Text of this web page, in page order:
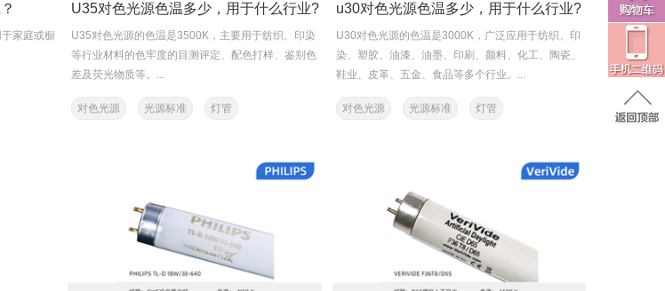
家庭或橱
U35对色光源色温多少，用于什么行业?
U35对色光源的色温是3500K，主要用于纺织、印染
等行业材料的色牢度的目测评定、配色打样、鉴别色
差及荧光物质等。...
对色光源 光源标准 灯管
u30对色光源色温多少，用于什么行业?
U30对色光源的色温是3000K，广泛应用于纺织、印
染、塑胶、油漆、油墨、印刷、颜料、化工、陶瓷、
鞋业、皮革、五金、食品等多个行业‌。...
对色光源 光源标准 灯管